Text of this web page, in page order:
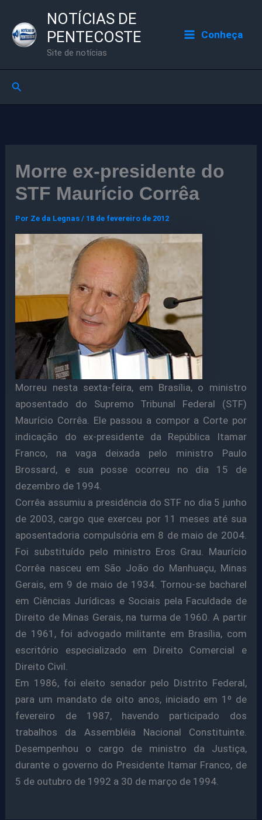
para
NOTÍCIAS DE
PENTECOSTE
Site de notícias
Conheça
Pesquisar
Morre ex-presidente do
STF Maurício Corrêa
Por Ze da Legnas/ 18 de fevereiro de 2012
Morreu nesta sexta-feira, em Brasília, o ministro
aposentado do Supremo Tribunal Federal (STF)
Maurício Corrêa. Ele passou a compor a Corte por
indicação do ex-presidente da República Itamar
Franco, na vaga deixada pelo ministro Paulo
Brossard, e sua posse ocorreu no dia 15 de
dezembro de 1994.
Corrêa assumiu a presidência do STF no dia 5 junho
de 2003, cargo que exerceu por 11 meses até sua
aposentadoria compulsória em 8 de maio de 2004.
Foi substituído pelo ministro Eros Grau. Maurício
Corrêa nasceu em São João do Manhuaçu, Minas
Gerais, em 9 de maio de 1934. Tornou-se bacharel
em Ciências Jurídicas e Sociais pela Faculdade de
Direito de Minas Gerais, na turma de 1960. A partir
de 1961, foi advogado militante em Brasília, com
escritório especializado em Direito Comercial e
Direito Civil.
Em 1986, foi eleito senador pelo Distrito Federal,
para um mandato de oito anos, iniciado em 1º de
fevereiro de 1987, havendo participado dos
trabalhos da Assembléia Nacional Constituinte.
Desempenhou o cargo de ministro da Justiça,
durante o governo do Presidente Itamar Franco, de
5 de outubro de 1992 a 30 de março de 1994.